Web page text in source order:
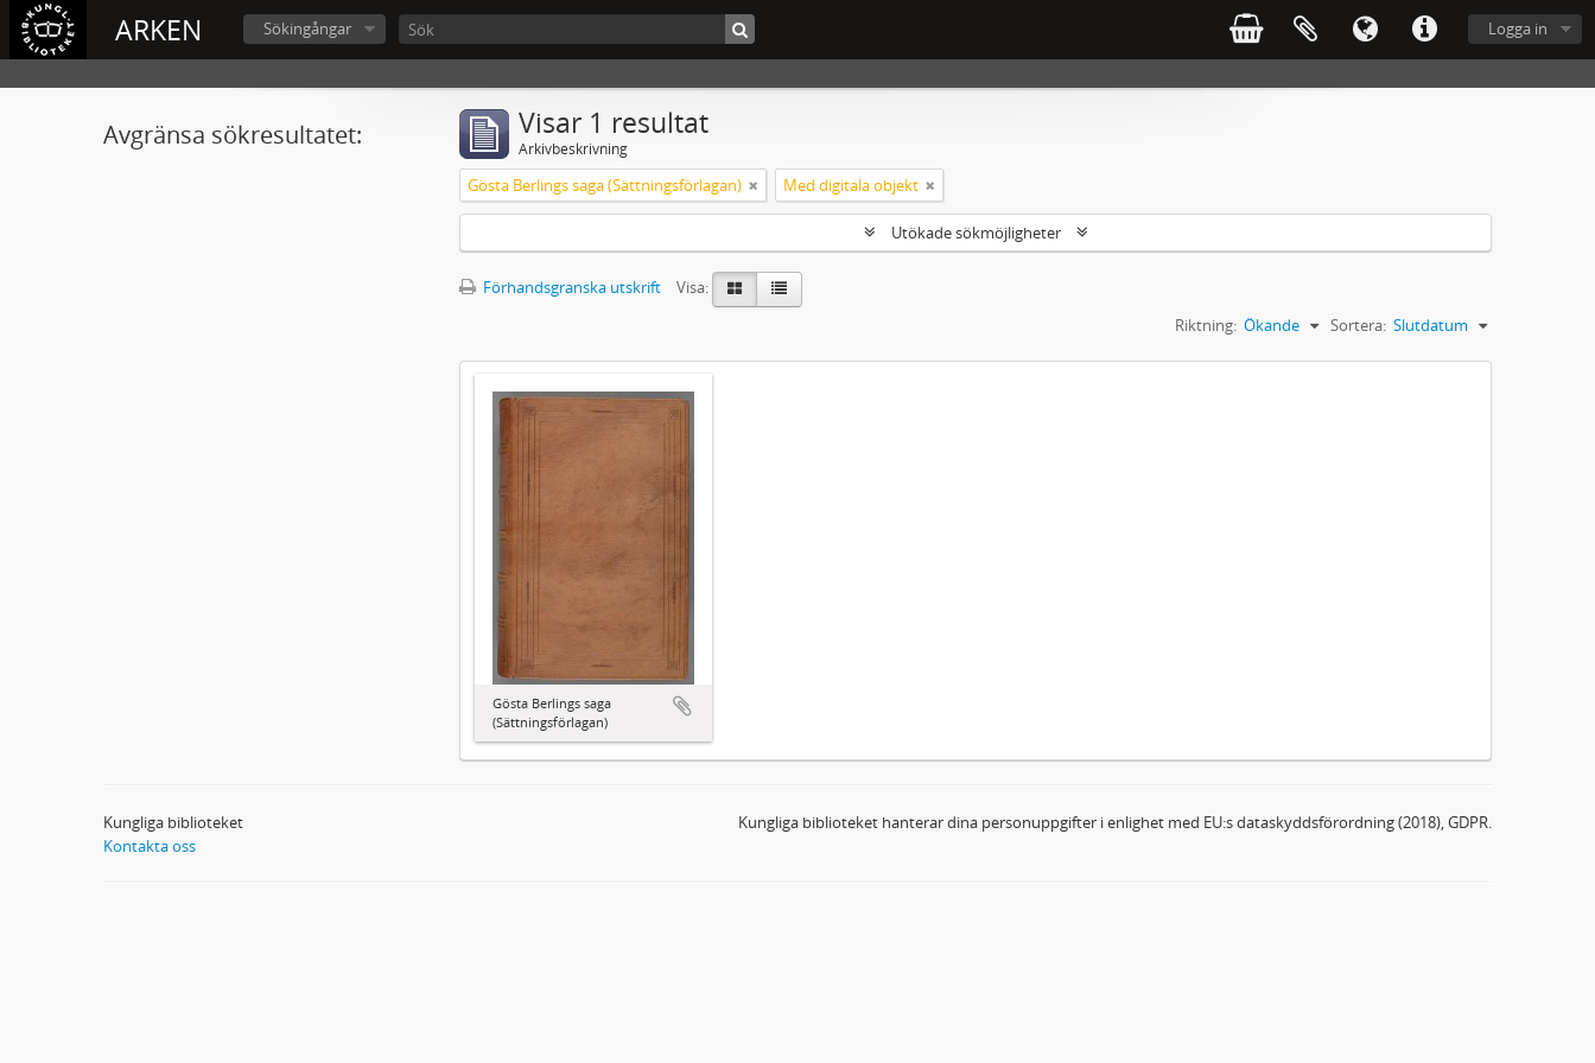
ARKEN Logga in
Sökingångar
Avgränsa sökresultatet: Visar 1 resultat
Arkivbeskrivning
Gösta Berlings saga (Sättningsförlagan) Med digitala objekt
Utökade sökmöjligheter
Förhandsgranska utskrift
Visa:
Sortera: Slutdatum
Riktning: Ökande
Gösta Berlings saga
(Sättningsförlagan)
Kungliga biblioteket
Kontakta oss
Kungliga biblioteket hanterar dina personuppgifter i enlighet med EU:s dataskyddsförordning (2018), GDPR.